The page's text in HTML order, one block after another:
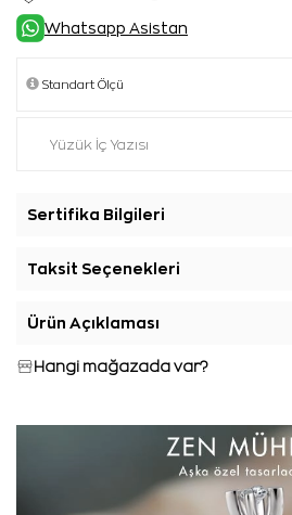
Whatsapp Asistan
Sertifika Bilgileri
Taksit Seçenekleri
Ürün Açıklaması
Hangi mağazada var?